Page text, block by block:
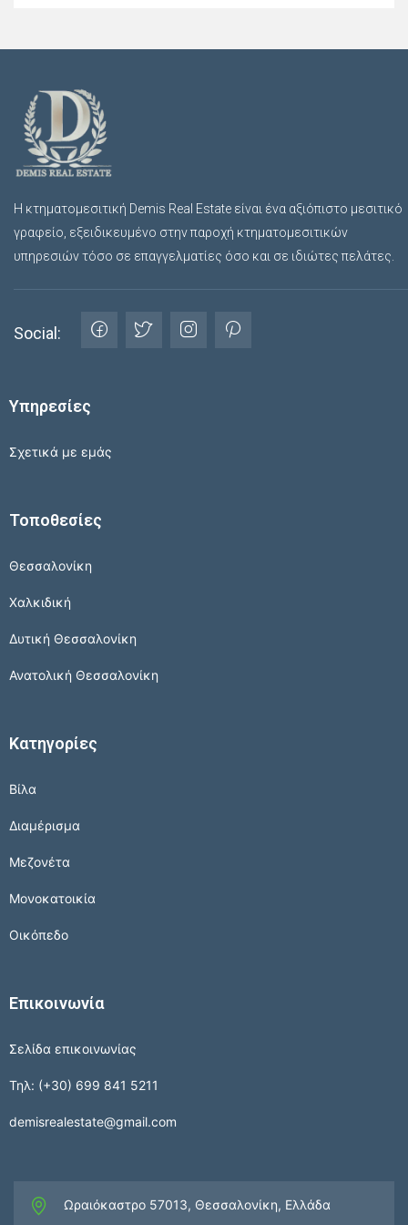
Η κτηματομεσιτική Demis Real Estate είναι ένα αξιόπιστο μεσιτικό
γραφείο, εξειδικευμένο στην παροχή κτηματομεσιτικών
υπηρεσιών τόσο σε επαγγελματίες όσο και σε ιδιώτες πελάτες.
Social:
Υπηρεσίες
Σχετικά με εμάς
Τοποθεσίες
Θεσσαλονίκη
Χαλκιδική
Δυτική Θεσσαλονίκη
Ανατολική Θεσσαλονίκη
Κατηγορίες
Βίλα
Διαμέρισμα
Μεζονέτα
Μονοκατοικία
Οικόπεδο
Επικοινωνία
Σελίδα επικοινωνίας
Τηλ: (+30) 699 841 5211
demisrealestate@gmail.com
Ωραιόκαστρο 57013, Θεσσαλονίκη, Ελλάδα